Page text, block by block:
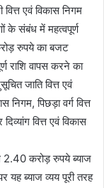
एवं विकास निगम
के संबंध में महत्वपूर्ण
रुपये का बजट
राशि वापस करने का
जाति वित्त एवं
निगम, पिछड़ा वर्ग वित्त
वित्त एवं विकास
2.40 करोड़ रुपये ब्याज
यह ब्याज व्यय पूरी तरह